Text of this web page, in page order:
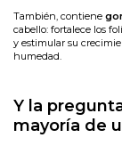
También, contiene
cabello: fortalece los
y estimular su
humedad.
Y la
mayoría de